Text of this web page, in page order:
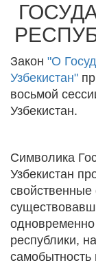
Закон "О
Узбекистан"
восьмой
Узбекистан.
Символика
Узбекистан
республики,
самобытность